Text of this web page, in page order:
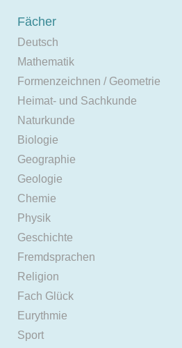
Fächer
Deutsch
Mathematik
Formenzeichnen / Geometrie
Heimat- und Sachkunde
Naturkunde
Biologie
Geographie
Geologie
Chemie
Physik
Geschichte
Fremdsprachen
Religion
Fach Glück
Eurythmie
Sport